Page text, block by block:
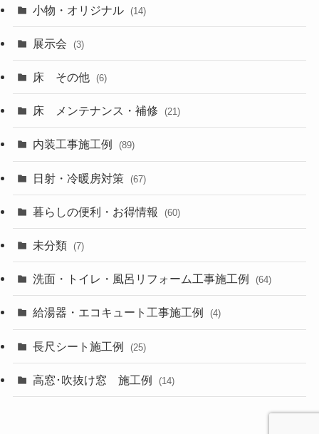
小物・オリジナル (14)
展示会 (3)
床 その他 (6)
床 メンテナンス・補修 (21)
内装工事施工例 (89)
日射・冷暖房対策 (67)
暮らしの便利・お得情報 (60)
未分類 (7)
洗面・トイレ・風呂リフォーム工事施工例 (64)
給湯器・エコキュート工事施工例 (4)
長尺シート施工例 (25)
高窓･吹抜け窓 施工例 (14)